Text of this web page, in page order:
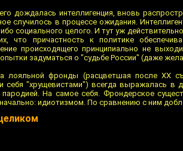
дождалась интеллигенция, вновь
случилось в процессе ожидания.
социального целого. И тут уж
что причастность к политике
происходящего принципиально не
задуматься о "судьбе России" (даже
лояльной фронды (расцветшая после XX
себя "хрущевистами") всегда выражалась в
пародией. На самое себя. Фрондерское
идиотизмом. По сравнению с ним